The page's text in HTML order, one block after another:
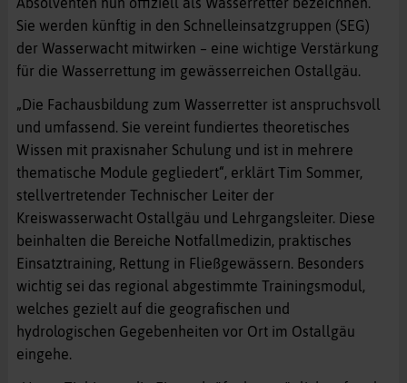
Sie werden künftig in den Schnelleinsatzgruppen (SEG)
der Wasserwacht mitwirken – eine wichtige Verstärkung
für die Wasserrettung im gewässerreichen Ostallgäu.
„Die Fachausbildung zum Wasserretter ist anspruchsvoll
und umfassend. Sie vereint fundiertes theoretisches
Wissen mit praxisnaher Schulung und ist in mehrere
thematische Module gegliedert“, erklärt Tim Sommer,
stellvertretender Technischer Leiter der
Kreiswasserwacht Ostallgäu und Lehrgangsleiter. Diese
beinhalten die Bereiche Notfallmedizin, praktisches
Einsatztraining, Rettung in Fließgewässern. Besonders
wichtig sei das regional abgestimmte Trainingsmodul,
welches gezielt auf die geografischen und
hydrologischen Gegebenheiten vor Ort im Ostallgäu
eingehe.